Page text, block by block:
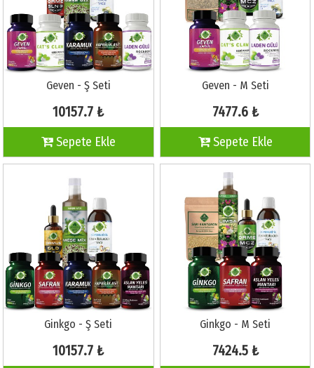
Geven - Ş Seti
10157.7 ₺
Sepete Ekle
Geven - M Seti
7477.6 ₺
Sepete Ekle
Ginkgo - Ş Seti
10157.7 ₺
Ginkgo - M Seti
7424.5 ₺